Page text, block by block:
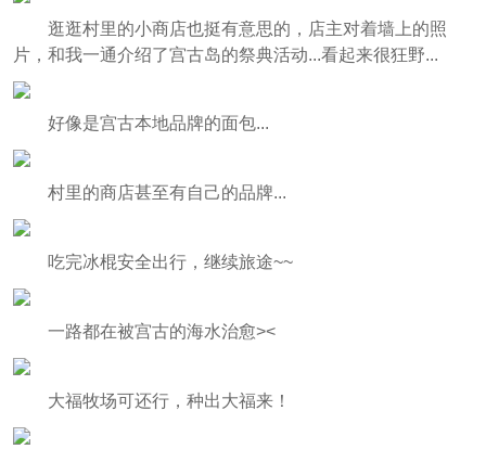
逛逛村里的小商店也挺有意思的，店主对着墙上的照
片，和我一通介绍了宫古岛的祭典活动...看起来很狂野...
好像是宫古本地品牌的面包...
村里的商店甚至有自己的品牌...
吃完冰棍安全出行，继续旅途~~
一路都在被宫古的海水治愈><
大福牧场可还行，种出大福来！